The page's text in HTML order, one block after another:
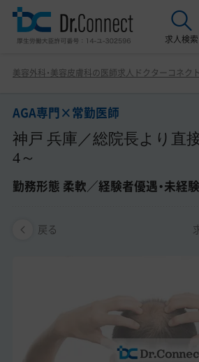
求人検索
美容クリニック見学ご希望の方はこち
サービス紹介
ドクターコネクトの強み
美容医療医師の転職お役立ちコンテンツ
美容クリニック見学・研修情報
美容外科・美容皮膚科の医師求人ドクターコネクト
AGA専門×常勤医師
神戸 兵庫／総院長より直
4～
勤務形態 柔軟／経験者優遇・未経
戻る
AGA専門×常勤医師 神戸 兵庫／総
／週4～ 勤務形態 柔軟／経験者優